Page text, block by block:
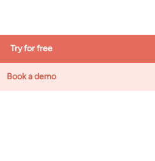
Try for free
Book a demo